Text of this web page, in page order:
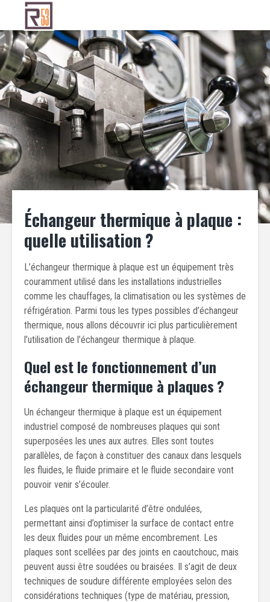
Échangeur thermique à plaque :
quelle utilisation ?
L’échangeur thermique à plaque est un équipement très
couramment utilisé dans les installations industrielles
comme les chauffages, la climatisation ou les systèmes de
réfrigération. Parmi tous les types possibles d’échangeur
thermique, nous allons découvrir ici plus particulièrement
l’utilisation de l’échangeur thermique à plaque.
Quel est le fonctionnement d’un
échangeur thermique à plaques ?
Un échangeur thermique à plaque est un équipement
industriel composé de nombreuses plaques qui sont
superposées les unes aux autres. Elles sont toutes
parallèles, de façon à constituer des canaux dans lesquels
les fluides, le fluide primaire et le fluide secondaire vont
pouvoir venir s’écouler.
Les plaques ont la particularité d’être ondulées,
permettant ainsi d’optimiser la surface de contact entre
les deux fluides pour un même encombrement. Les
plaques sont scellées par des joints en caoutchouc, mais
peuvent aussi être soudées ou braisées. Il s’agit de deux
techniques de soudure différente employées selon des
considérations techniques (type de matériau, pression,